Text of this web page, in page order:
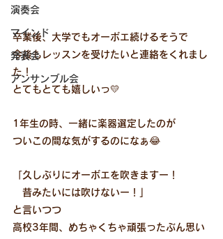
演奏会
マインド
発表会
アンサンブル会
卒業後、大学でもオーボエ続けるそうで
今後もレッスンを受けたいと連絡をくれまし
た！
とてもとても嬉しいっ💛
1年生の時、一緒に楽器選定したのが
ついこの間な気がするのになぁ😂
「久しぶりにオーボエを吹きますー！
昔みたいには吹けないー！」
と言いつつ
高校3年間、めちゃくちゃ頑張ったぶん思い